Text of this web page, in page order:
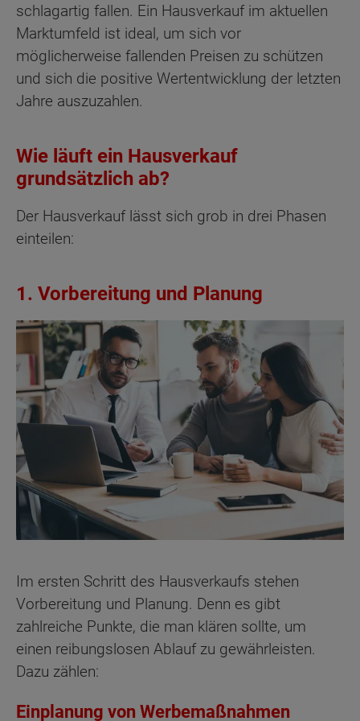
schlagartig fallen. Ein Hausverkauf im aktuellen
Marktumfeld ist ideal, um sich vor
möglicherweise fallenden Preisen zu schützen
und sich die positive Wertentwicklung der letzten
Jahre auszuzahlen.
Wie läuft ein Hausverkauf
grundsätzlich ab?
Der Hausverkauf lässt sich grob in drei Phasen
einteilen:
1. Vorbereitung und Planung
Im ersten Schritt des Hausverkaufs stehen
Vorbereitung und Planung. Denn es gibt
zahlreiche Punkte, die man klären sollte, um
einen reibungslosen Ablauf zu gewährleisten.
Dazu zählen:
Einplanung von Werbemaßnahmen